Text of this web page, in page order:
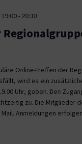
- 20:30
Online-Treffen der
wird es ein
Uhr, geben. Den
zu. Die Mitglieder
Anmeldungen